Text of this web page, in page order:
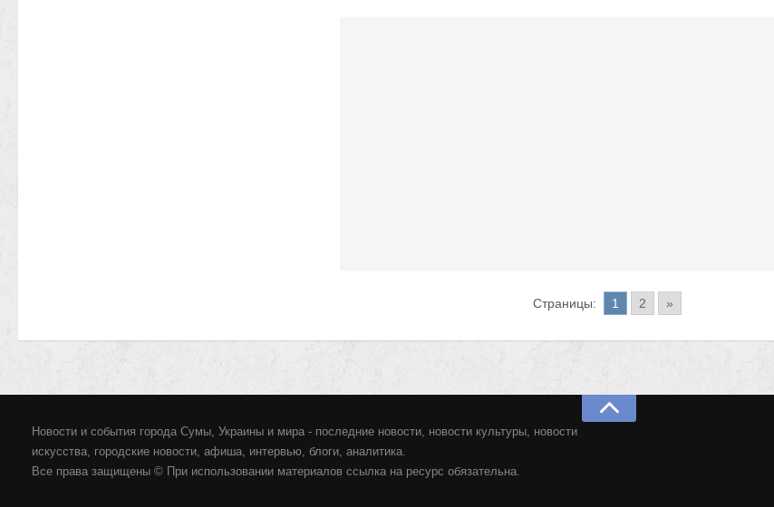
Страницы: 1 2 »
Новости и события города Сумы, Украины и мира - последние новости, новости культуры, новости
искусства, городские новости, афиша, интервью, блоги, аналитика.
Все права защищены © При использовании материалов ссылка на ресурс обязательна.